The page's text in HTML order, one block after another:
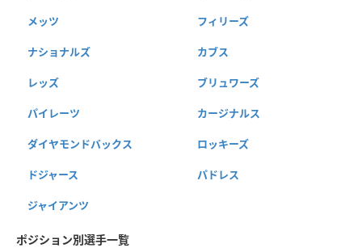
メッツ フィリーズ
ナショナルズ カブス
レッズ ブリュワーズ
パイレーツ カージナルス
ダイヤモンドバックス ロッキーズ
ドジャース パドレス
ジャイアンツ
ポジション別選手一覧